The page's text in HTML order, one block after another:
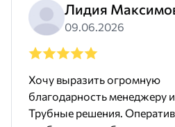
Лидия
09.06.2026
Хочу выразить огромную
благодарность менеджеру
Трубные решения.